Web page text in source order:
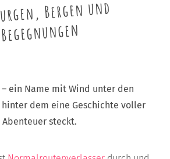
Bergen und
Begegnungen
ein Name mit Wind unter den
hinter dem eine Geschichte voller
steckt.